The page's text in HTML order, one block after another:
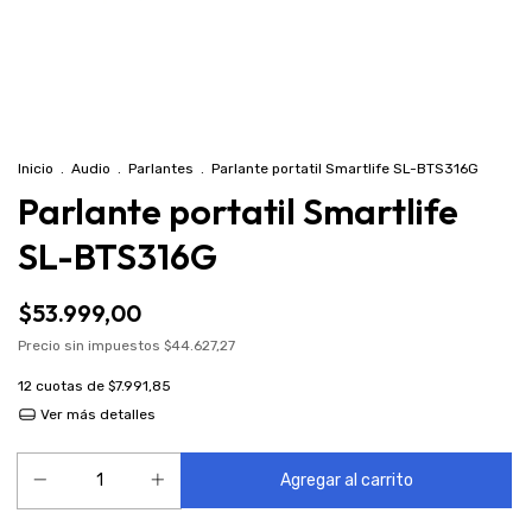
Inicio . Audio . Parlantes . Parlante portatil Smartlife SL-BTS316G
Parlante portatil Smartlife
SL-BTS316G
$53.999,00
Precio sin impuestos $44.627,27
12 cuotas de $7.991,85
Ver más detalles